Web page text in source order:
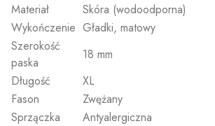
Materiał
Skóra (wodoodporna)
Wykończenie Gładki, matowy
Szerokość
paska
18 mm
Długość
XL
Fason
Zwężany
Sprzączka
Antyalergiczna